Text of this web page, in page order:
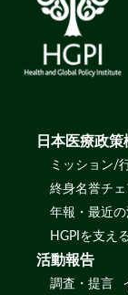
日本医療政策
ミッション/
終身名誉チ
年報・最近の
HGPIを支え
活動報告
調査・提言